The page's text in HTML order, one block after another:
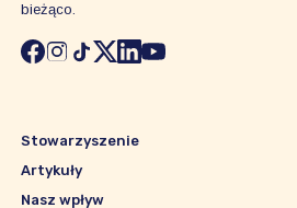
bieżąco.
Stowarzyszenie
Artykuły
Nasz wpływ